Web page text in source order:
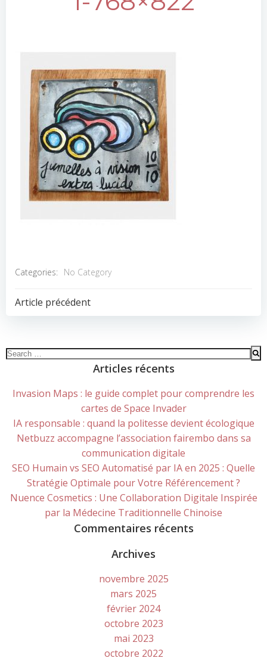
Categories: No Category
POST
Article précédent
Search
Articles récents
Invasion Maps : le guide complet pour comprendre les
cartes de Space Invader
IA responsable : quand la politesse devient écologique
Netbuzz accompagne l’association fairembo dans sa
communication digitale
SEO Humain vs SEO Automatisé par IA en 2025 : Quelle
Stratégie Optimale pour Votre Référencement ?
Nuence Cosmetics : Une Collaboration Digitale Inspirée
par la Médecine Traditionnelle Chinoise
Commentaires récents
Archives
novembre 2025
mars 2025
février 2024
octobre 2023
mai 2023
octobre 2022